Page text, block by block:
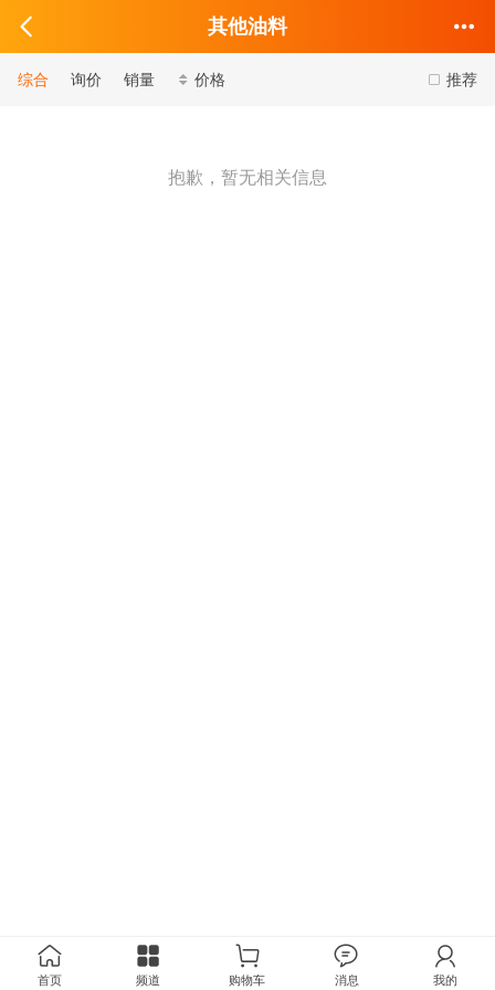
其他油料
推荐
综合 询价 销量 价格
抱歉，暂无相关信息
首页 频道 购物车 消息 我的